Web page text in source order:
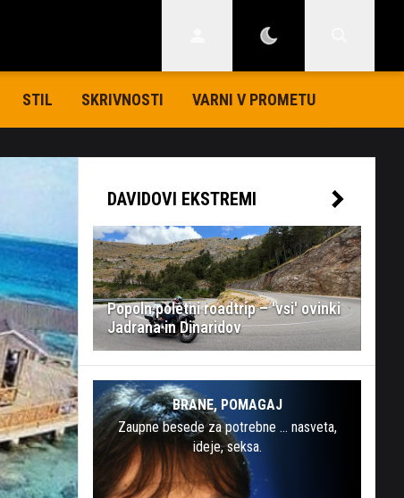
STIL SKRIVNOSTI VARNI V PROMETU
DAVIDOVI EKSTREMI
Popoln poletni roadtrip – 'vsi' ovinki
Jadrana in Dinaridov
BRANE, POMAGAJ
Zaupne besede za potrebne … nasveta,
ideje, seksa.